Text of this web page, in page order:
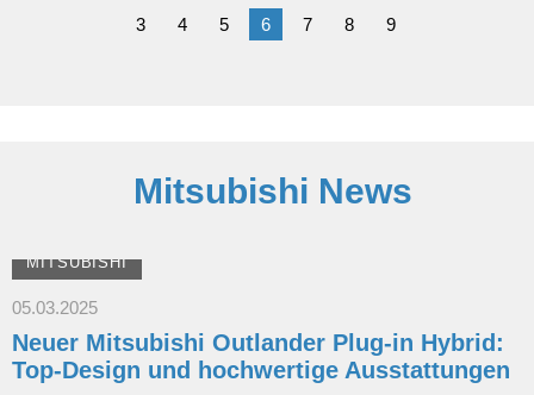
Mach-
3 4 5 6 7 8 9
Mitsubishi News
MITSUBISHI
05.03.2025
Neuer Mitsubishi Outlander Plug-in Hybrid:
Top-Design und hochwertige Ausstattungen